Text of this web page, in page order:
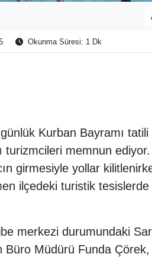
Okunma Süresi: 1 Dk
Kurban Bayramı
memnun ediyor.
girmesiyle yollar
ilçedeki turistik
merkezi durumundaki
Büro Müdürü Funda